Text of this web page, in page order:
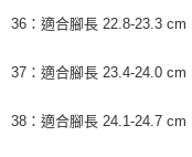
36：適合腳長 22.8-23.3 cm
37：適合腳長 23.4-24.0 cm
38：適合腳長 24.1-24.7 cm